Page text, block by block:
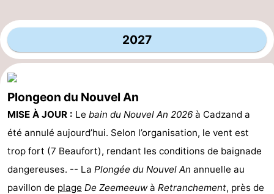
2027
Plongeon du Nouvel An
MISE À JOUR : Le bain du Nouvel An 2026 à Cadzand a
été annulé aujourd’hui. Selon l’organisation, le vent est
trop fort (7 Beaufort), rendant les conditions de baignade
dangereuses. -- La Plongée du Nouvel An annuelle au
pavillon de plage De Zeemeeuwà Retranchement, près de